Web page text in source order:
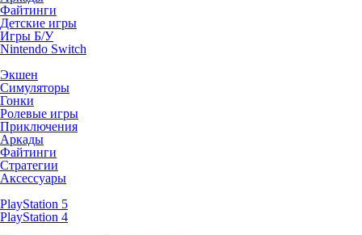
Файтинги
Детские игры
Игры Б/У
Nintendo Switch
Экшен
Симуляторы
Гонки
Ролевые игры
Приключения
Аркады
Файтинги
Стратегии
Аксессуары
PlayStation 5
PlayStation 4